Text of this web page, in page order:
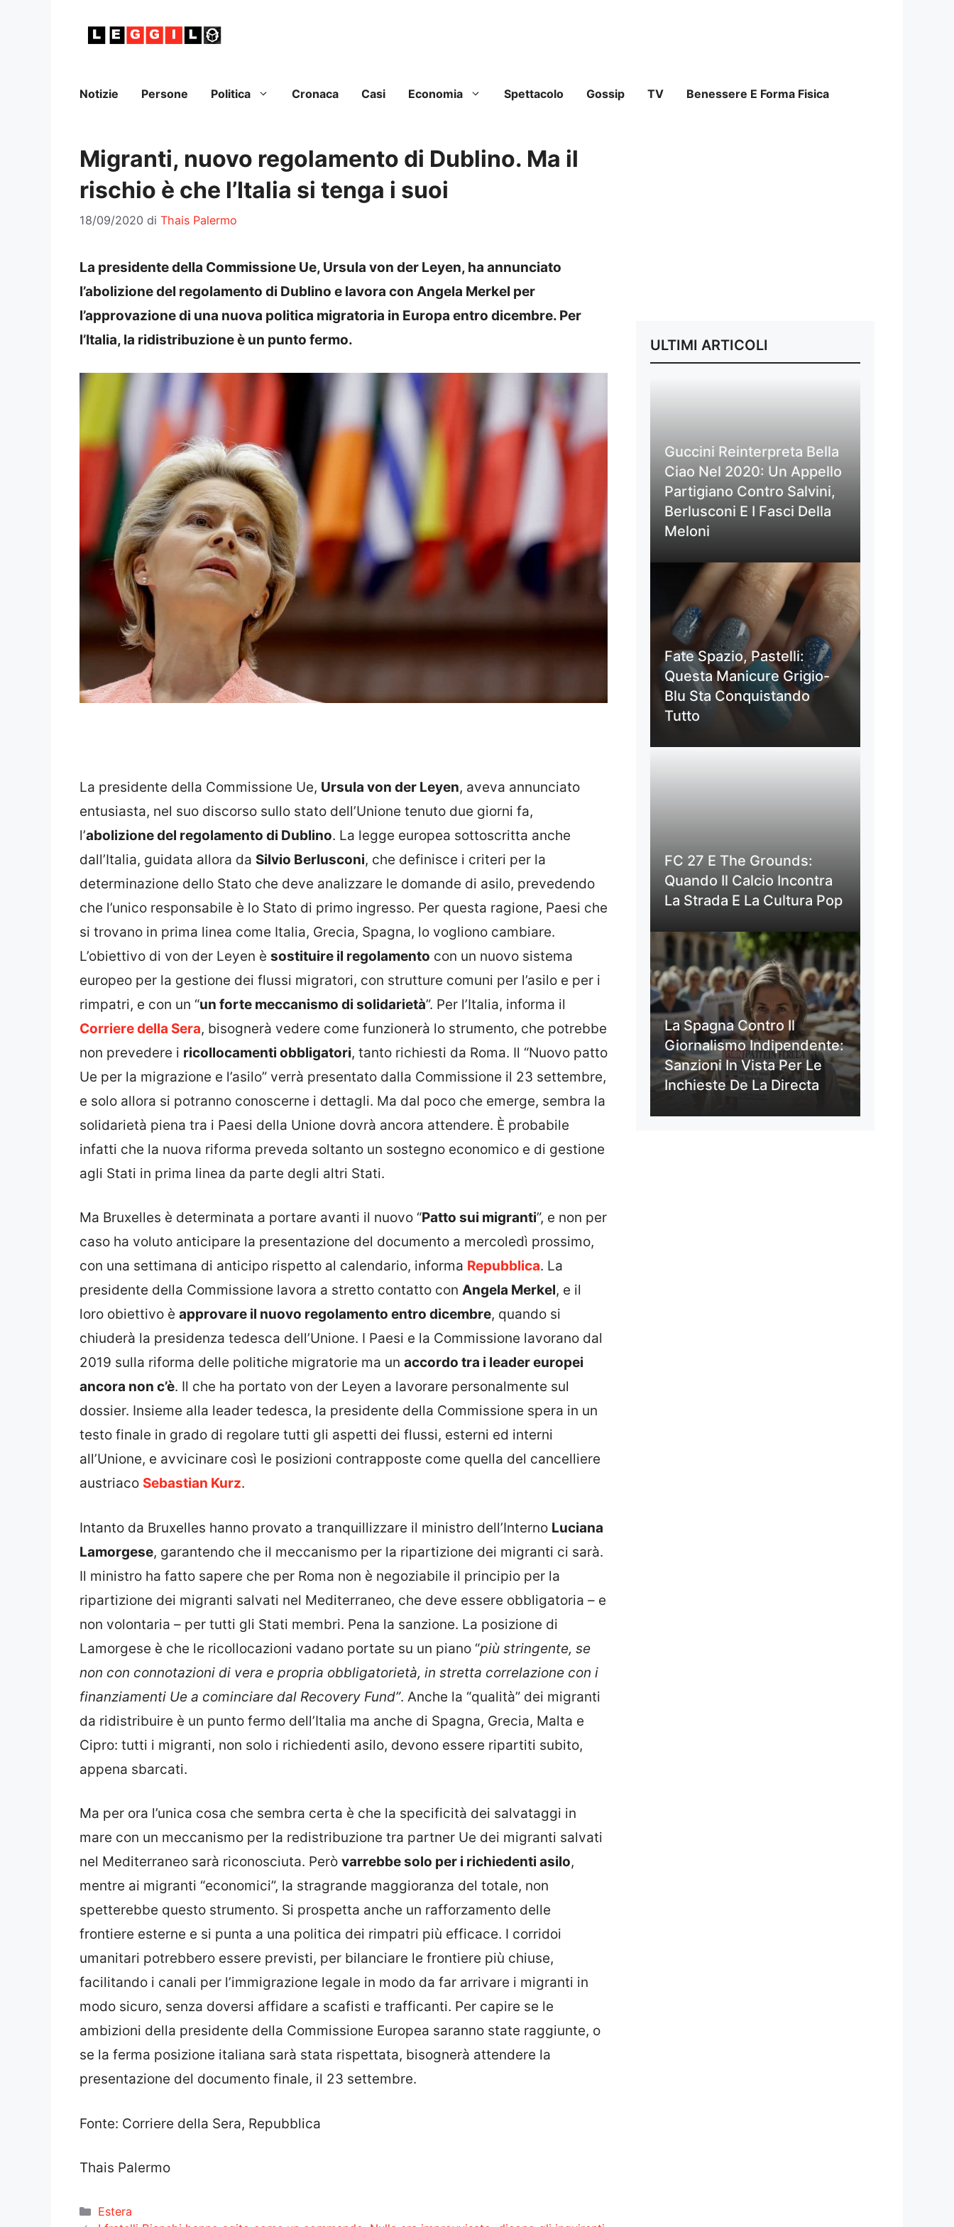
Notizie Persone Politica Cronaca Casi Economia Spettacolo Gossip TV Benessere E Forma Fisica
Migranti, nuovo regolamento di Dublino. Ma il
rischio è che l’Italia si tenga i suoi
18/09/2020 di Thais Palermo
La presidente della Commissione Ue, Ursula von der Leyen, ha annunciato
l’abolizione del regolamento di Dublino e lavora con Angela Merkel per
l’approvazione di una nuova politica migratoria in Europa entro dicembre. Per
l’Italia, la ridistribuzione è un punto fermo.
La presidente della Commissione Ue, Ursula von der Leyen, aveva annunciato
entusiasta, nel suo discorso sullo stato dell’Unione tenuto due giorni fa,
l’abolizione del regolamento di Dublino. La legge europea sottoscritta anche
dall’Italia, guidata allora da Silvio Berlusconi, che definisce i criteri per la
determinazione dello Stato che deve analizzare le domande di asilo, prevedendo
che l’unico responsabile è lo Stato di primo ingresso. Per questa ragione, Paesi che
si trovano in prima linea come Italia, Grecia, Spagna, lo vogliono cambiare.
L’obiettivo di von der Leyen è sostituire il regolamento con un nuovo sistema
europeo per la gestione dei flussi migratori, con strutture comuni per l’asilo e per i
rimpatri, e con un “un forte meccanismo di solidarietà”. Per l’Italia, informa il
Corriere della Sera, bisognerà vedere come funzionerà lo strumento, che potrebbe
non prevedere i ricollocamenti obbligatori, tanto richiesti da Roma. Il “Nuovo patto
Ue per la migrazione e l’asilo” verrà presentato dalla Commissione il 23 settembre,
e solo allora si potranno conoscerne i dettagli. Ma dal poco che emerge, sembra la
solidarietà piena tra i Paesi della Unione dovrà ancora attendere. È probabile
infatti che la nuova riforma preveda soltanto un sostegno economico e di gestione
agli Stati in prima linea da parte degli altri Stati.
Ma Bruxelles è determinata a portare avanti il nuovo “Patto sui migranti”, e non per
caso ha voluto anticipare la presentazione del documento a mercoledì prossimo,
con una settimana di anticipo rispetto al calendario, informa Repubblica. La
presidente della Commissione lavora a stretto contatto con Angela Merkel, e il
loro obiettivo è approvare il nuovo regolamento entro dicembre, quando si
chiuderà la presidenza tedesca dell’Unione. I Paesi e la Commissione lavorano dal
2019 sulla riforma delle politiche migratorie ma un accordo tra i leader europei
ancora non c’è. Il che ha portato von der Leyen a lavorare personalmente sul
dossier. Insieme alla leader tedesca, la presidente della Commissione spera in un
testo finale in grado di regolare tutti gli aspetti dei flussi, esterni ed interni
all’Unione, e avvicinare così le posizioni contrapposte come quella del cancelliere
austriaco Sebastian Kurz.
Intanto da Bruxelles hanno provato a tranquillizzare il ministro dell’Interno Luciana
Lamorgese, garantendo che il meccanismo per la ripartizione dei migranti ci sarà.
Il ministro ha fatto sapere che per Roma non è negoziabile il principio per la
ripartizione dei migranti salvati nel Mediterraneo, che deve essere obbligatoria – e
non volontaria – per tutti gli Stati membri. Pena la sanzione. La posizione di
Lamorgese è che le ricollocazioni vadano portate su un piano “più stringente, se
non con connotazioni di vera e propria obbligatorietà, in stretta correlazione con i
finanziamenti Ue a cominciare dal Recovery Fund”. Anche la “qualità” dei migranti
da ridistribuire è un punto fermo dell’Italia ma anche di Spagna, Grecia, Malta e
Cipro: tutti i migranti, non solo i richiedenti asilo, devono essere ripartiti subito,
appena sbarcati.
Ma per ora l’unica cosa che sembra certa è che la specificità dei salvataggi in
mare con un meccanismo per la redistribuzione tra partner Ue dei migranti salvati
nel Mediterraneo sarà riconosciuta. Però varrebbe solo per i richiedenti asilo,
mentre ai migranti “economici”, la stragrande maggioranza del totale, non
spetterebbe questo strumento. Si prospetta anche un rafforzamento delle
frontiere esterne e si punta a una politica dei rimpatri più efficace. I corridoi
umanitari potrebbero essere previsti, per bilanciare le frontiere più chiuse,
facilitando i canali per l’immigrazione legale in modo da far arrivare i migranti in
modo sicuro, senza doversi affidare a scafisti e trafficanti. Per capire se le
ambizioni della presidente della Commissione Europea saranno state raggiunte, o
se la ferma posizione italiana sarà stata rispettata, bisognerà attendere la
presentazione del documento finale, il 23 settembre.
Fonte: Corriere della Sera, Repubblica
Thais Palermo
Categorie
Estera
ULTIMI ARTICOLI
Guccini Reinterpreta Bella
Ciao Nel 2020: Un Appello
Partigiano Contro Salvini,
Berlusconi E I Fasci Della
Meloni
Fate Spazio, Pastelli:
Questa Manicure Grigio-
Blu Sta Conquistando
Tutto
FC 27 E The Grounds:
Quando Il Calcio Incontra
La Strada E La Cultura Pop
La Spagna Contro Il
Giornalismo Indipendente:
Sanzioni In Vista Per Le
Inchieste De La Directa